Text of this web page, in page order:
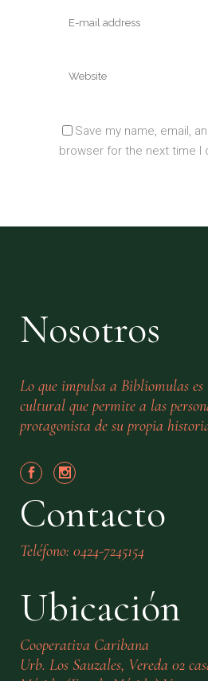
Save my name, email,
browser for the next time I
Nosotros
Lo que impulsa a Bibliomulas
cultural que permite a las
protagonista de su propia
Contacto
Teléfono: 0424-7245154
Ubicación
Cooperativa Caribana
Urb. Los Sauzales, Vereda 02